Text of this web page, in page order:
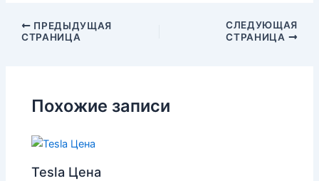
ПРЕДЫДУЩАЯ
СТРАНИЦА
СЛЕДУЮЩАЯ
СТРАНИЦА
Похожие записи
Tesla Цена